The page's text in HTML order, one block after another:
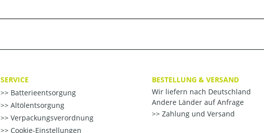
SERVICE
Batterieentsorgung
Altölentsorgung
Verpackungsverordnung
Cookie-Einstellungen
BESTELLUNG & VERSAND
Wir liefern nach Deutschland
Andere Länder auf Anfrage
Zahlung und Versand